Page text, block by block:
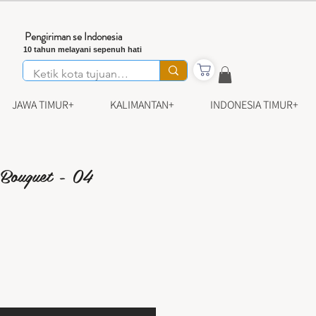
10 tahun melayani sepenuh hati
Pengiriman se Indonesia
JAWA TIMUR+ KALIMANTAN+ INDONESIA TIMUR+
- 04